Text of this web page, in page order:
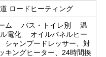
ロードヒーティング
ーム バス・トイレ別 温
電化 オイルパネルヒー
シャンプードレッサー、対
キングヒーター、24時間換